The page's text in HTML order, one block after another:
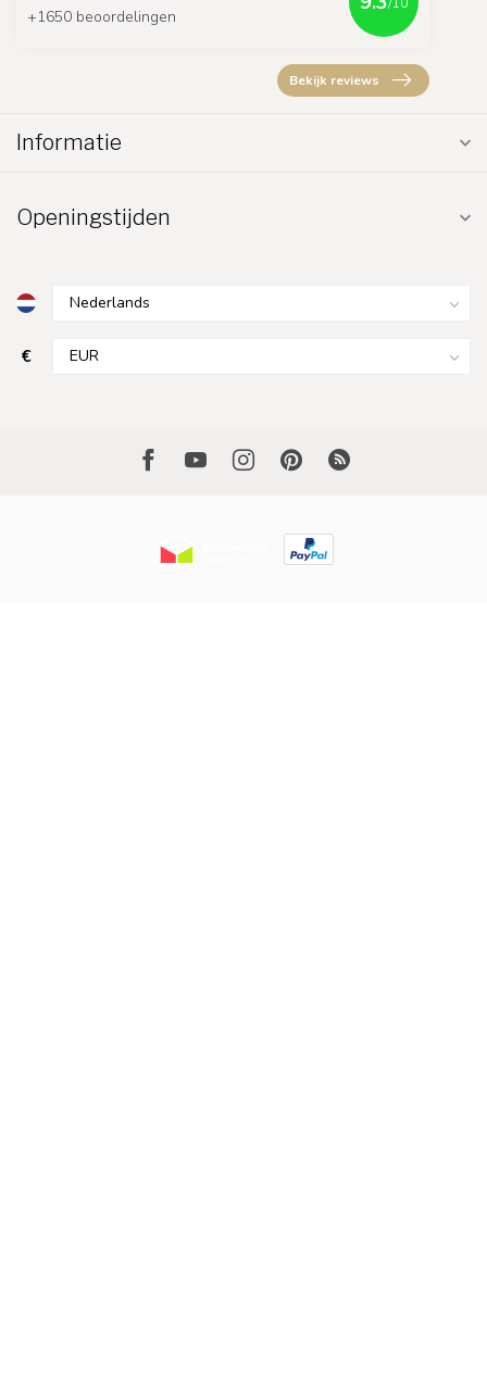
+1650 beoordelingen
Bekijk reviews
Informatie
Openingstijden
€